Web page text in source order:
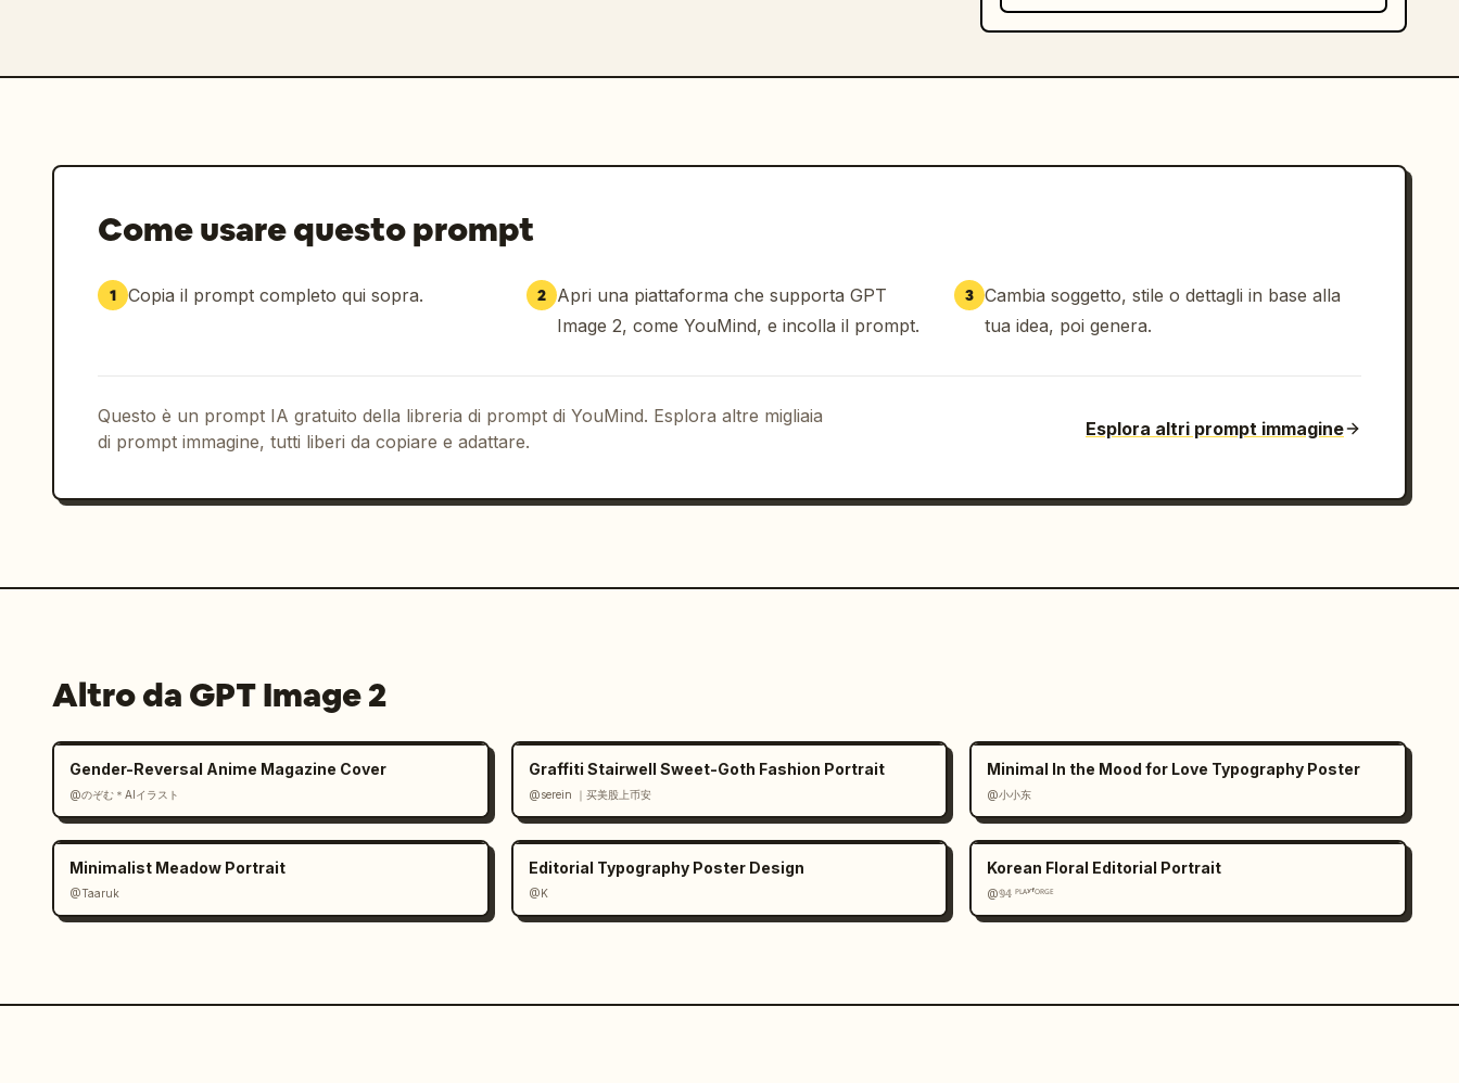
Come usare questo prompt
1 Copia il prompt completo qui sopra. 2 Apri una piattaforma che supporta GPT
Image 2, come YouMind, e incolla il prompt.
3 Cambia soggetto, stile o dettagli in base alla
tua idea, poi genera.
Questo è un prompt IA gratuito della libreria di prompt di YouMind. Esplora altre migliaia
di prompt immagine, tutti liberi da copiare e adattare.
Esplora altri prompt immagine
Altro da GPT Image 2
Gender-Reversal Anime Magazine Cover
@のぞむ＊AIイラスト
Graffiti Stairwell Sweet-Goth Fashion Portrait
@serein ｜买美股上币安
Minimal In the Mood for Love Typography Poster
@小小东
Minimalist Meadow Portrait
@Taaruk
Editorial Typography Poster Design
@K
Korean Floral Editorial Portrait
@𝟡𝟜 ᴾᴸᴬʸᶠᴼᴿᴳᴱ